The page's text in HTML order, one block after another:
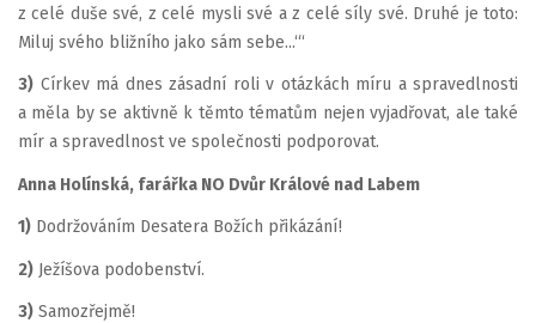
z celé duše své, z celé mysli své a z celé síly své. Druhé je toto:
Miluj svého bližního jako sám sebe...‘“
3) Církev má dnes zásadní roli v otázkách míru a spravedlnosti
a měla by se aktivně k těmto tématům nejen vyjadřovat, ale také
mír a spravedlnost ve společnosti podporovat.
Anna Holínská, farářka NO Dvůr Králové nad Labem
1) Dodržováním Desatera Božích přikázání!
2) Ježíšova podobenství.
3) Samozřejmě!